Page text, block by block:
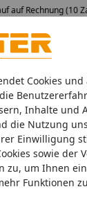
Cookies
Inhalte und
die Nutzung
Einwilligung
sowie der
zu, um Ihnen
Funktionen
auf Rechnung (10
nicht möglich
ich nicht
findet bei